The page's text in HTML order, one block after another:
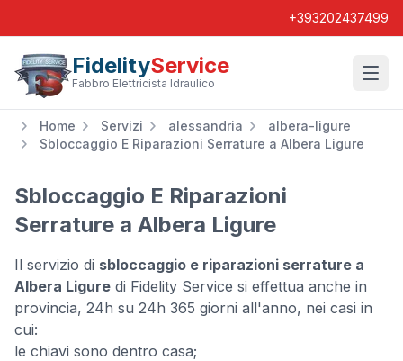
+393202437499
FidelityService
Fabbro Elettricista Idraulico
Home Servizi alessandria
albera-ligure
Sbloccaggio E Riparazioni Serrature a Albera Ligure
Sbloccaggio E Riparazioni
Serrature a Albera Ligure
Il servizio di sbloccaggio e riparazioni serrature a
Albera Ligure di Fidelity Service si effettua anche in
provincia, 24h su 24h 365 giorni all'anno, nei casi in
cui:
le chiavi sono dentro casa;